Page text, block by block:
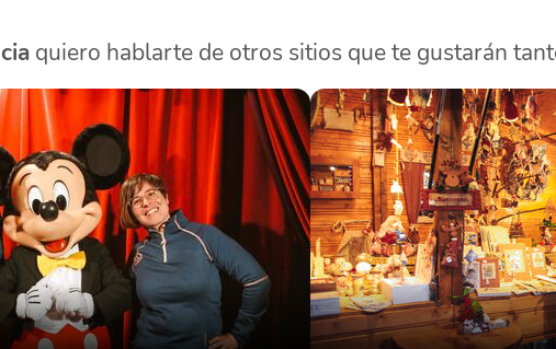
quiero hablarte de otros sitios que te gustarán